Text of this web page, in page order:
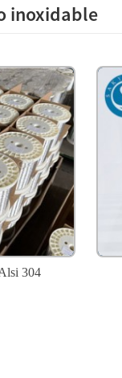
inoxidable
304